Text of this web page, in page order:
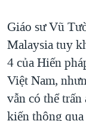
Giáo sư Vũ
Malaysia tuy
4 của Hiến
Việt Nam,
vẫn có thể
kiến thông